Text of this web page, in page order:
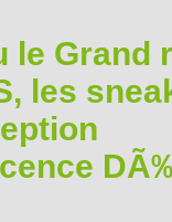
le Grand
les